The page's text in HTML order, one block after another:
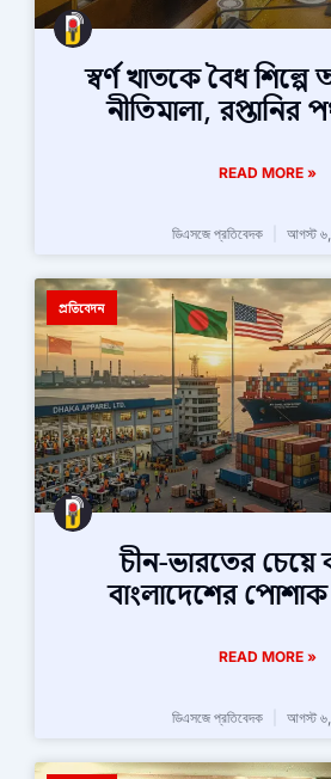
স্বর্ণ খাতকে বৈধ
নীতিমালা, রপ্তানির
READ MORE »
ডিএসজে প্রতিবেদক আগস্ট
প্রতিবেদন
চীন-ভারতের চেয়ে
বাংলাদেশের পোশাক
READ MORE »
ডিএসজে প্রতিবেদক আগস্ট